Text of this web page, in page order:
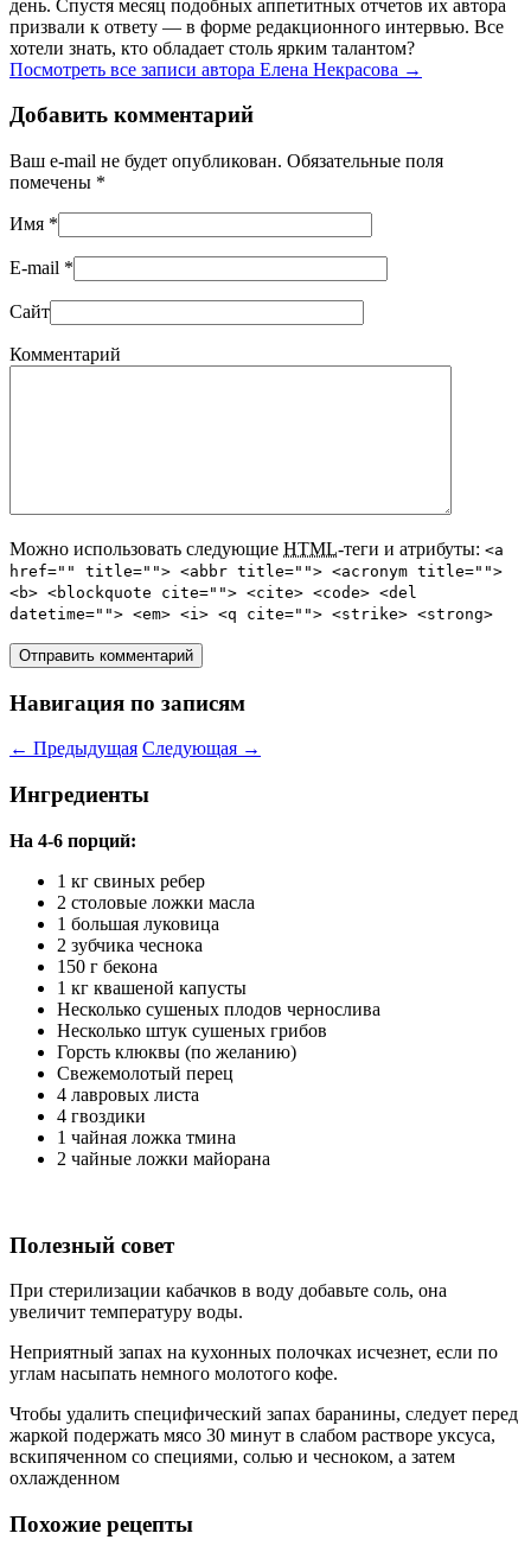
день. Спустя месяц подобных аппетитных отчетов их автора
призвали к ответу — в форме редакционного интервью. Все
хотели знать, кто обладает столь ярким талантом?
Посмотреть все записи автора Елена Некрасова →
Добавить комментарий
Ваш e-mail не будет опубликован. Обязательные поля
помечены *
Имя *
E-mail *
Сайт
Комментарий
Можно использовать следующие HTML-теги и атрибуты: <a
href="" title=""> <abbr title=""> <acronym title="">
<b> <blockquote cite=""> <cite> <code> <del
datetime=""> <em> <i> <q cite=""> <strike> <strong>
Навигация по записям
← Предыдущая Следующая →
Ингредиенты
На 4-6 порций:
1 кг свиных ребер
2 столовые ложки масла
1 большая луковица
2 зубчика чеснока
150 г бекона
1 кг квашеной капусты
Несколько сушеных плодов чернослива
Несколько штук сушеных грибов
Горсть клюквы (по желанию)
Свежемолотый перец
4 лавровых листа
4 гвоздики
1 чайная ложка тмина
2 чайные ложки майорана
Полезный совет
При стерилизации кабачков в воду добавьте соль, она
увеличит температуру воды.
Неприятный запах на кухонных полочках исчезнет, если по
углам насыпать немного молотого кофе.
Чтобы удалить специфический запах баранины, следует перед
жаркой подержать мясо 30 минут в слабом растворе уксуса,
вскипяченном со специями, солью и чесноком, а затем
охлажденном
Похожие рецепты